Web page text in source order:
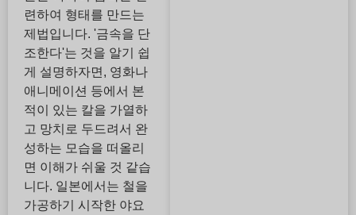
련하여 형태를 만드는
제법입니다. '금속을 단
조한다'는 것을 알기 쉽
게 설명하자면, 영화나
애니메이션 등에서 본
적이 있는 칼을 가열하
고 망치로 두드려서 완
성하는 모습을 떠올리
면 이해가 쉬울 것 같습
니다. 일본에서는 철을
가공하기 시작한 야요